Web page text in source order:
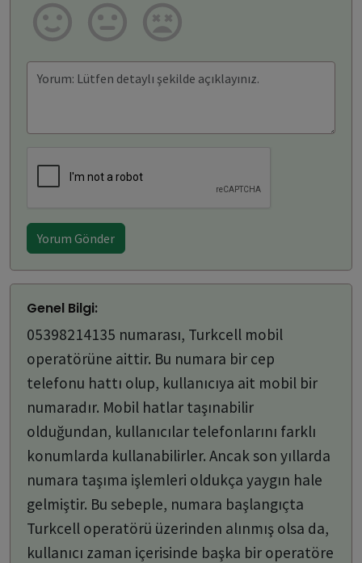
Yorum Gönder
Genel Bilgi:
05398214135 numarası, Turkcell mobil
operatörüne aittir. Bu numara bir cep
telefonu hattı olup, kullanıcıya ait mobil bir
numaradır. Mobil hatlar taşınabilir
olduğundan, kullanıcılar telefonlarını farklı
konumlarda kullanabilirler. Ancak son yıllarda
numara taşıma işlemleri oldukça yaygın hale
gelmiştir. Bu sebeple, numara başlangıçta
Turkcell operatörü üzerinden alınmış olsa da,
kullanıcı zaman içerisinde başka bir operatöre